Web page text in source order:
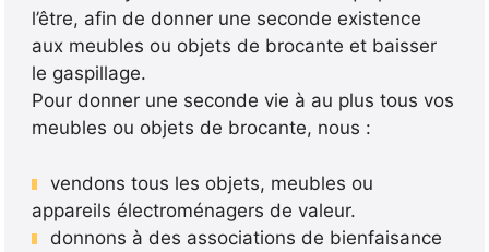
l’être, afin de donner une seconde existence
aux meubles ou objets de brocante et baisser
le gaspillage.
Pour donner une seconde vie à au plus tous vos
meubles ou objets de brocante, nous :
vendons tous les objets, meubles ou
appareils électroménagers de valeur.
donnons à des associations de bienfaisance